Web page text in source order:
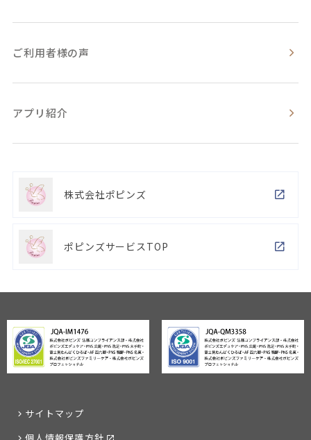
ご利用者様の声
アプリ紹介
株式会社ポピンズ
ポピンズサービスTOP
サイトマップ